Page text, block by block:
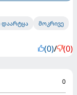
დაარტყა მოკრივე
(0)/ (0)
0